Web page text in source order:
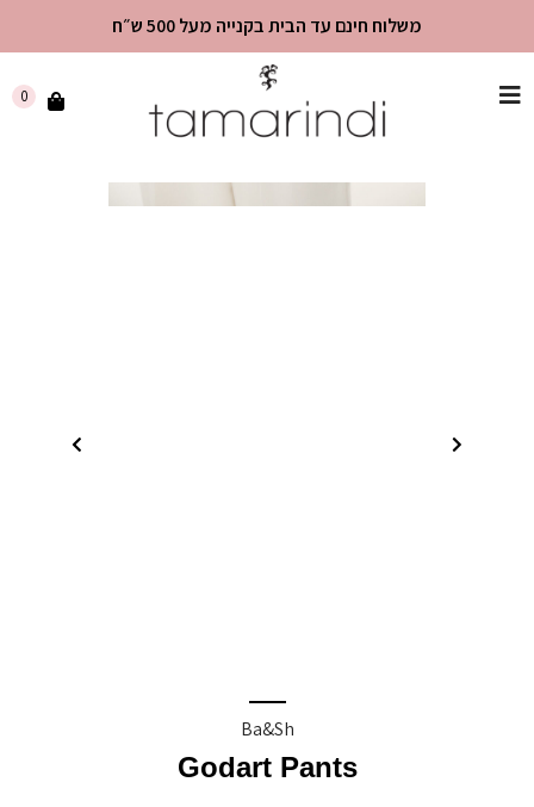
שִׂים
משלוח חינם עד הבית בקנייה מעל 500 ש״ח
0
Ba&sh
Godart Pants